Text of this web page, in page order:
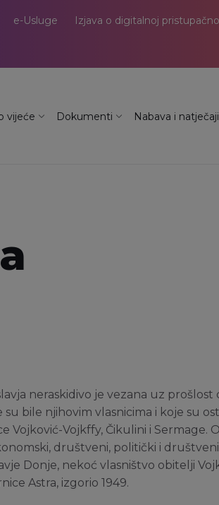
e-Usluge Izjava o digitalnoj
vijeće Dokumenti Nabava i natječaji
neraskidivo je vezana uz
su bile njihovim vlasnicima i koje su
Vojković-Vojkffy, Čikulini i Sermage.
društveni, politički i društveni
Donje, nekoć vlasništvo obitelji
Astra, izgorio 1949.